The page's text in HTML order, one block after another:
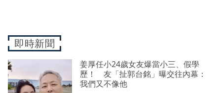
即時新聞
姜厚任小24歲女友爆當小三、假學
歷！ 友「扯郭台銘」曝交往內幕：
我們又不像他